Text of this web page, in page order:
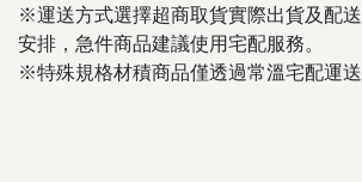
※運送方式選擇超商取貨實際出貨及配
安排，急件商品建議使用宅配服務。
※特殊規格材積商品僅透過常溫宅配運送